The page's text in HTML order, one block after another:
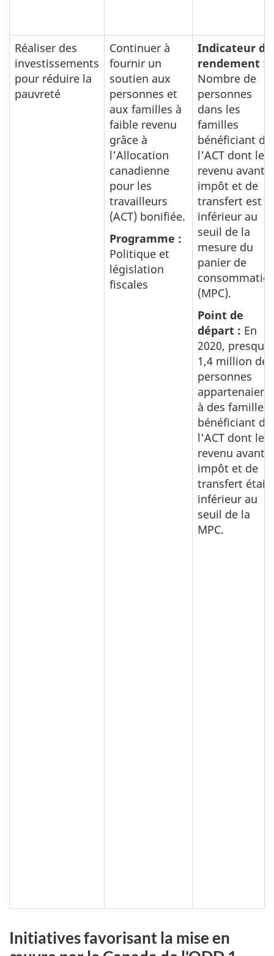
Réaliser des
investissements
pour réduire la
pauvreté
Continuer à
fournir un
soutien aux
personnes et
aux familles à
faible revenu
grâce à
l'Allocation
canadienne
pour les
travailleurs
(ACT) bonifiée.
Programme :
Politique et
législation
fiscales
Indicateur de
rendement :
Nombre de
personnes
dans les
familles
bénéficiant de
l'ACT dont le
revenu avant
impôt et de
transfert est
inférieur au
seuil de la
mesure du
panier de
(MPC).
Point de
départ : En
2020, presque
1,4 million de
personnes
appartenaient
à des familles
bénéficiant de
l'ACT dont le
revenu avant
impôt et de
transfert était
inférieur au
seuil de la
MPC.
Initiatives favorisant la mise en